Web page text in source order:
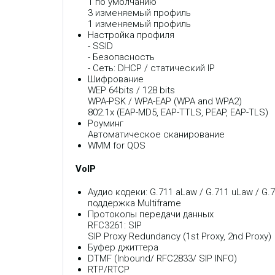
3 изменяемый профиль
1 изменяемый профиль
Настройка профиля
- SSID
- Безопасность
- Сеть: DHCP / статический IP
Шифрование
WEP 64bits / 128 bits
WPA-PSK / WPA-EAP (WPA and WPA2)
802.1x (EAP-MD5, EAP-TTLS, PEAP, EAP-TLS)
Роуминг
Автоматическое сканирование
WMM for QOS
VoIP
Аудио кодеки: G.711 aLaw / G.711 uLaw /
поддержка Multiframe
Протоколы передачи данных
RFC3261: SIP
SIP Proxy Redundancy (1st Proxy, 2nd Proxy)
Буфер джиттера
DTMF (Inbound/ RFC2833/ SIP INFO)
RTP/RTCP